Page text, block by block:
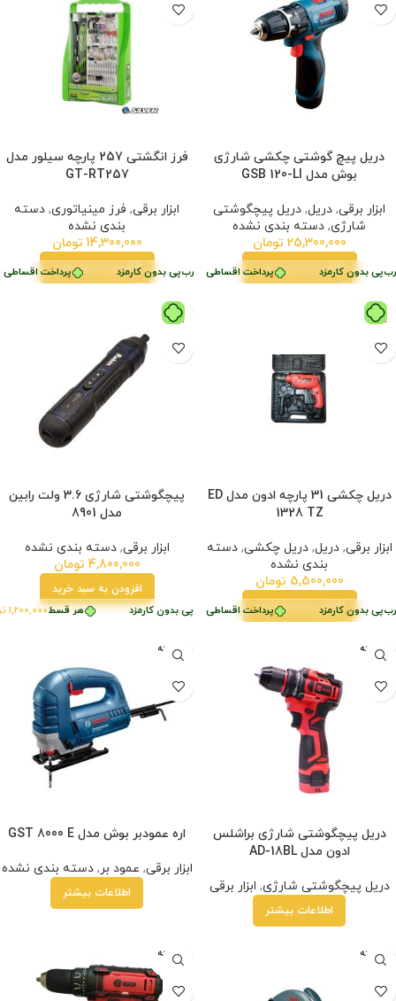
پرداخت اقساطی • خرید قسطی با ترب‌پی بدون کارمزد بدون کارمزد
دریل پیچ گوشتی چکشی شارژی
بوش مدل GSB 120-LI
ابزار برقی, دریل, دریل پیچگوشتی
شارژی, دسته بندی نشده
25,300,000 تومان
افزودن به سبد خرید پرداخت اقساطی • پرداخت اقساطی • خرید قسطی با ترب‌پی بدون کارمزد
فرز انگشتی 257 پارچه سیلور مدل
GT-RT257
ابزار برقی, فرز مینیاتوری, دسته
بندی نشده
14,300,000 تومان
افزودن به سبد خرید
پرداخت اقساطی • خرید قسطی با ترب‌پی بدون کارمزد بدون کارمزد
دریل چکشی 31 پارچه ادون مدل ED
1328 TZ
ابزار برقی,دریل,دریل چکشی,دسته
بندی نشده
5,500,000 تومان
افزودن به سبد خرید هر قسط1,200,000 هر قسط1,200,000 تومان • خرید قسطی با ترب‌پی بدون کارمزد
پیچگوشتی شارژی 3.6 ولت رابین
مدل 8901
ابزار برقی,دسته بندی نشده
4,800,000 تومان
افزودن به سبد خرید
فروخته
شده
دریل پیچگوشتی شارژی براشلس
ادون مدل AD-18BL
دریل پیچگوشتی شارژی, ابزار برقی
اطلاعات بیشتر
فروخته
شده
اره عمودبر بوش مدل GST 8000 E
ابزار برقی, عمود بر,دسته بندی نشده
اطلاعات بیشتر
فروخته
شده
فروخته
شده